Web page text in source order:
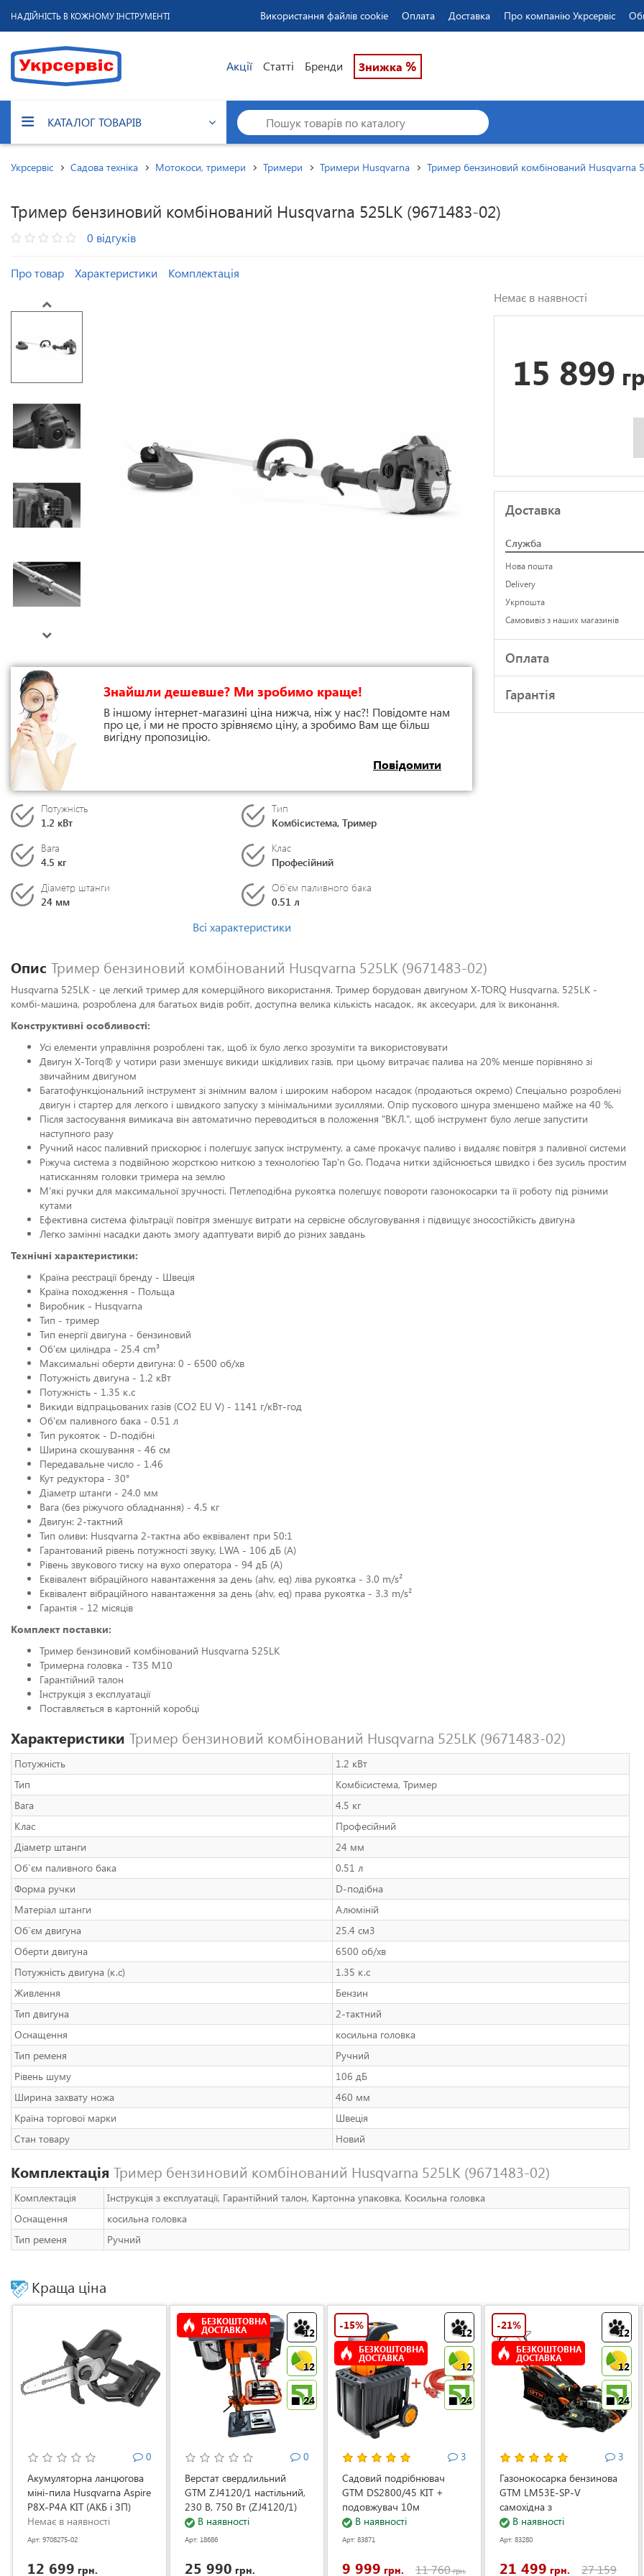
НАДІЙНІСТЬ В КОЖНОМУ ІНСТРУМЕНТІ Використання файлів cookie Оплата Доставка Про компанію Укрсервіс
Акції Статті Бренди Знижка %
КАТАЛОГ ТОВАРІВ
Укрсервіс Садова техніка Мотокоси, тримери Тримери Тримери Husqvarna Тример бензиновий комбінований Husqvarna
Тример бензиновий комбінований Husqvarna 525LK (9671483-02)
0 відгуків
Про товар Характеристики Комплектація
Знайшли дешевше? Ми зробимо краще!
В іншому інтернет-магазині ціна нижча, ніж у нас?! Повідомте нам
про це, і ми не просто зрівняємо ціну, а зробимо Вам ще більш
вигідну пропозицію.
Повідомити
Потужність
1.2 кВт
Тип
Комбісистема, Тример
Вага
4.5 кг
Клас
Професійний
Діаметр штанги
24 мм
Об`єм паливного бака
0.51 л
Всі характеристики
Немає в наявності
15 899
Доставка
Служба
Нова пошта
Delivery
Укрпошта
Самовивіз з наших магазинів
Оплата
Гарантія
Опис Тример бензиновий комбінований Husqvarna 525LK (9671483-02)
Husqvarna 525LK - це легкий тример для комерційного використання. Тример борудован двигуном X-TORQ Husqvarna. 525LK -
комбі-машина, розроблена для багатьох видів робіт, доступна велика кількість насадок, як аксесуари, для їх виконання.
Конструктивні особливості:
Усі елементи управління розроблені так, щоб їх було легко зрозуміти та використовувати
Двигун X-Torq® у чотири рази зменшує викиди шкідливих газів, при цьому витрачає палива на 20% менше порівняно зі
звичайним двигуном
Багатофункціональний інструмент зі знімним валом і широким набором насадок (продаються окремо) Спеціально розроблені
двигун і стартер для легкого і швидкого запуску з мінімальними зусиллями. Опір пускового шнура зменшено майже на 40 %.
Після застосування вимикача він автоматично переводиться в положення "ВКЛ.", щоб інструмент було легше запустити
наступного разу
Ручний насос паливний прискорює і полегшує запуск інструменту, а саме прокачує паливо і видаляє повітря з паливної системи
Ріжуча система з подвійною жорсткою ниткою з технологією Tap'n Go. Подача нитки здійснюється швидко і без зусиль простим
натисканням головки тримера на землю
М'які ручки для максимальної зручності. Петлеподібна рукоятка полегшує повороти газонокосарки та її роботу під різними
кутами
Ефективна система фільтрації повітря зменшує витрати на сервісне обслуговування і підвищує зносостійкість двигуна
Легко замінні насадки дають змогу адаптувати виріб до різних завдань
Технічні характеристики:
Країна реєстрації бренду - Швеція
Країна походження - Польща
Виробник - Husqvarna
Тип - тример
Тип енергії двигуна - бензиновий
Об'єм циліндра - 25.4 cm³
Максимальні оберти двигуна: 0 - 6500 об/хв
Потужність двигуна - 1.2 кВт
Потужність - 1.35 к.с
Викиди відпрацьованих газів (CO2 EU V) - 1141 г/кВт-год
Об'єм паливного бака - 0.51 л
Тип рукояток - D-подібні
Ширина скошування - 46 см
Передавальне число - 1.46
Кут редуктора - 30°
Діаметр штанги - 24.0 мм
Вага (без ріжучого обладнання) - 4.5 кг
Двигун: 2-тактний
Тип оливи: Husqvarna 2-тактна або еквівалент при 50:1
Гарантований рівень потужності звуку, LWA - 106 дБ (А)
Рівень звукового тиску на вухо оператора - 94 дБ (А)
Еквівалент вібраційного навантаження за день (ahv, eq) ліва рукоятка - 3.0 m/s²
Еквівалент вібраційного навантаження за день (ahv, eq) права рукоятка - 3.3 m/s²
Гарантія - 12 місяців
Комплект поставки:
Тример бензиновий комбінований Husqvarna 525LK
Тримерна головка - T35 M10
Гарантійний талон
Інструкція з експлуатації
Поставляється в картонній коробці
Характеристики Тример бензиновий комбінований Husqvarna 525LK (9671483-02)
Потужність
1.2 кВт
Тип
Комбісистема, Тример
Вага
4.5 кг
Клас
Професійний
Діаметр штанги
24 мм
Об`єм паливного бака
0.51 л
Форма ручки
D-подібна
Матеріал штанги
Алюміній
Об`єм двигуна
25.4 см3
Оберти двигуна
6500 об/хв
Потужність двигуна (к.с)
1.35 к.с
Живлення
Бензин
Тип двигуна
2-тактний
Оснащення
косильна головка
Тип ременя
Ручний
Рівень шуму
106 дБ
Ширина захвату ножа
460 мм
Країна торгової марки
Швеція
Стан товару
Новий
Комплектація Тример бензиновий комбінований Husqvarna 525LK (9671483-02)
Комплектація
Інструкція з експлуатації, Гарантійний талон, Картонна упаковка, Косильна головка
Оснащення
косильна головка
Тип ременя
Ручний
Краща ціна
0
Акумуляторна ланцюгова
міні-пила Husqvarna Aspire
P8X-P4A KIT (АКБ і ЗП)
(9708275-02)
Немає в наявності
Арт: 9708275-02
12 699 грн.
12
12
24
БЕЗКОШТОВНА
ДОСТАВКА
0
Верстат свердлильний
GTM ZJ4120/1 настільний,
230 В, 750 Вт (ZJ4120/1)
В наявності
Арт: 18686
25 990 грн.
12
12
24
-15%
БЕЗКОШТОВНА
ДОСТАВКА
3
Садовий подрібнювач
GTM DS2800/45 KIT +
подовжувач 10м
(DS2800/45_KIT+ext.cord)
В наявності
Арт: 83871
9 999 грн. 11 760грн.
12
12
24
-21%
БЕЗКОШТОВНА
ДОСТАВКА
3
Газонокосарка бензинова
GTM LM53E-SP-V
самохідна з
електростартером та
регулюванням швидкості
В наявності
Арт: 83280
21 499 грн. 27 159